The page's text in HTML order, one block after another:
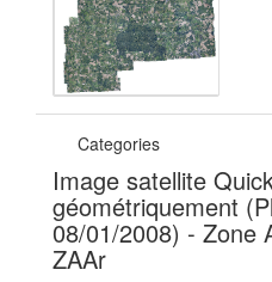
Categories
Image satellite
géométriquement
08/01/2008) - Zone
ZAAr